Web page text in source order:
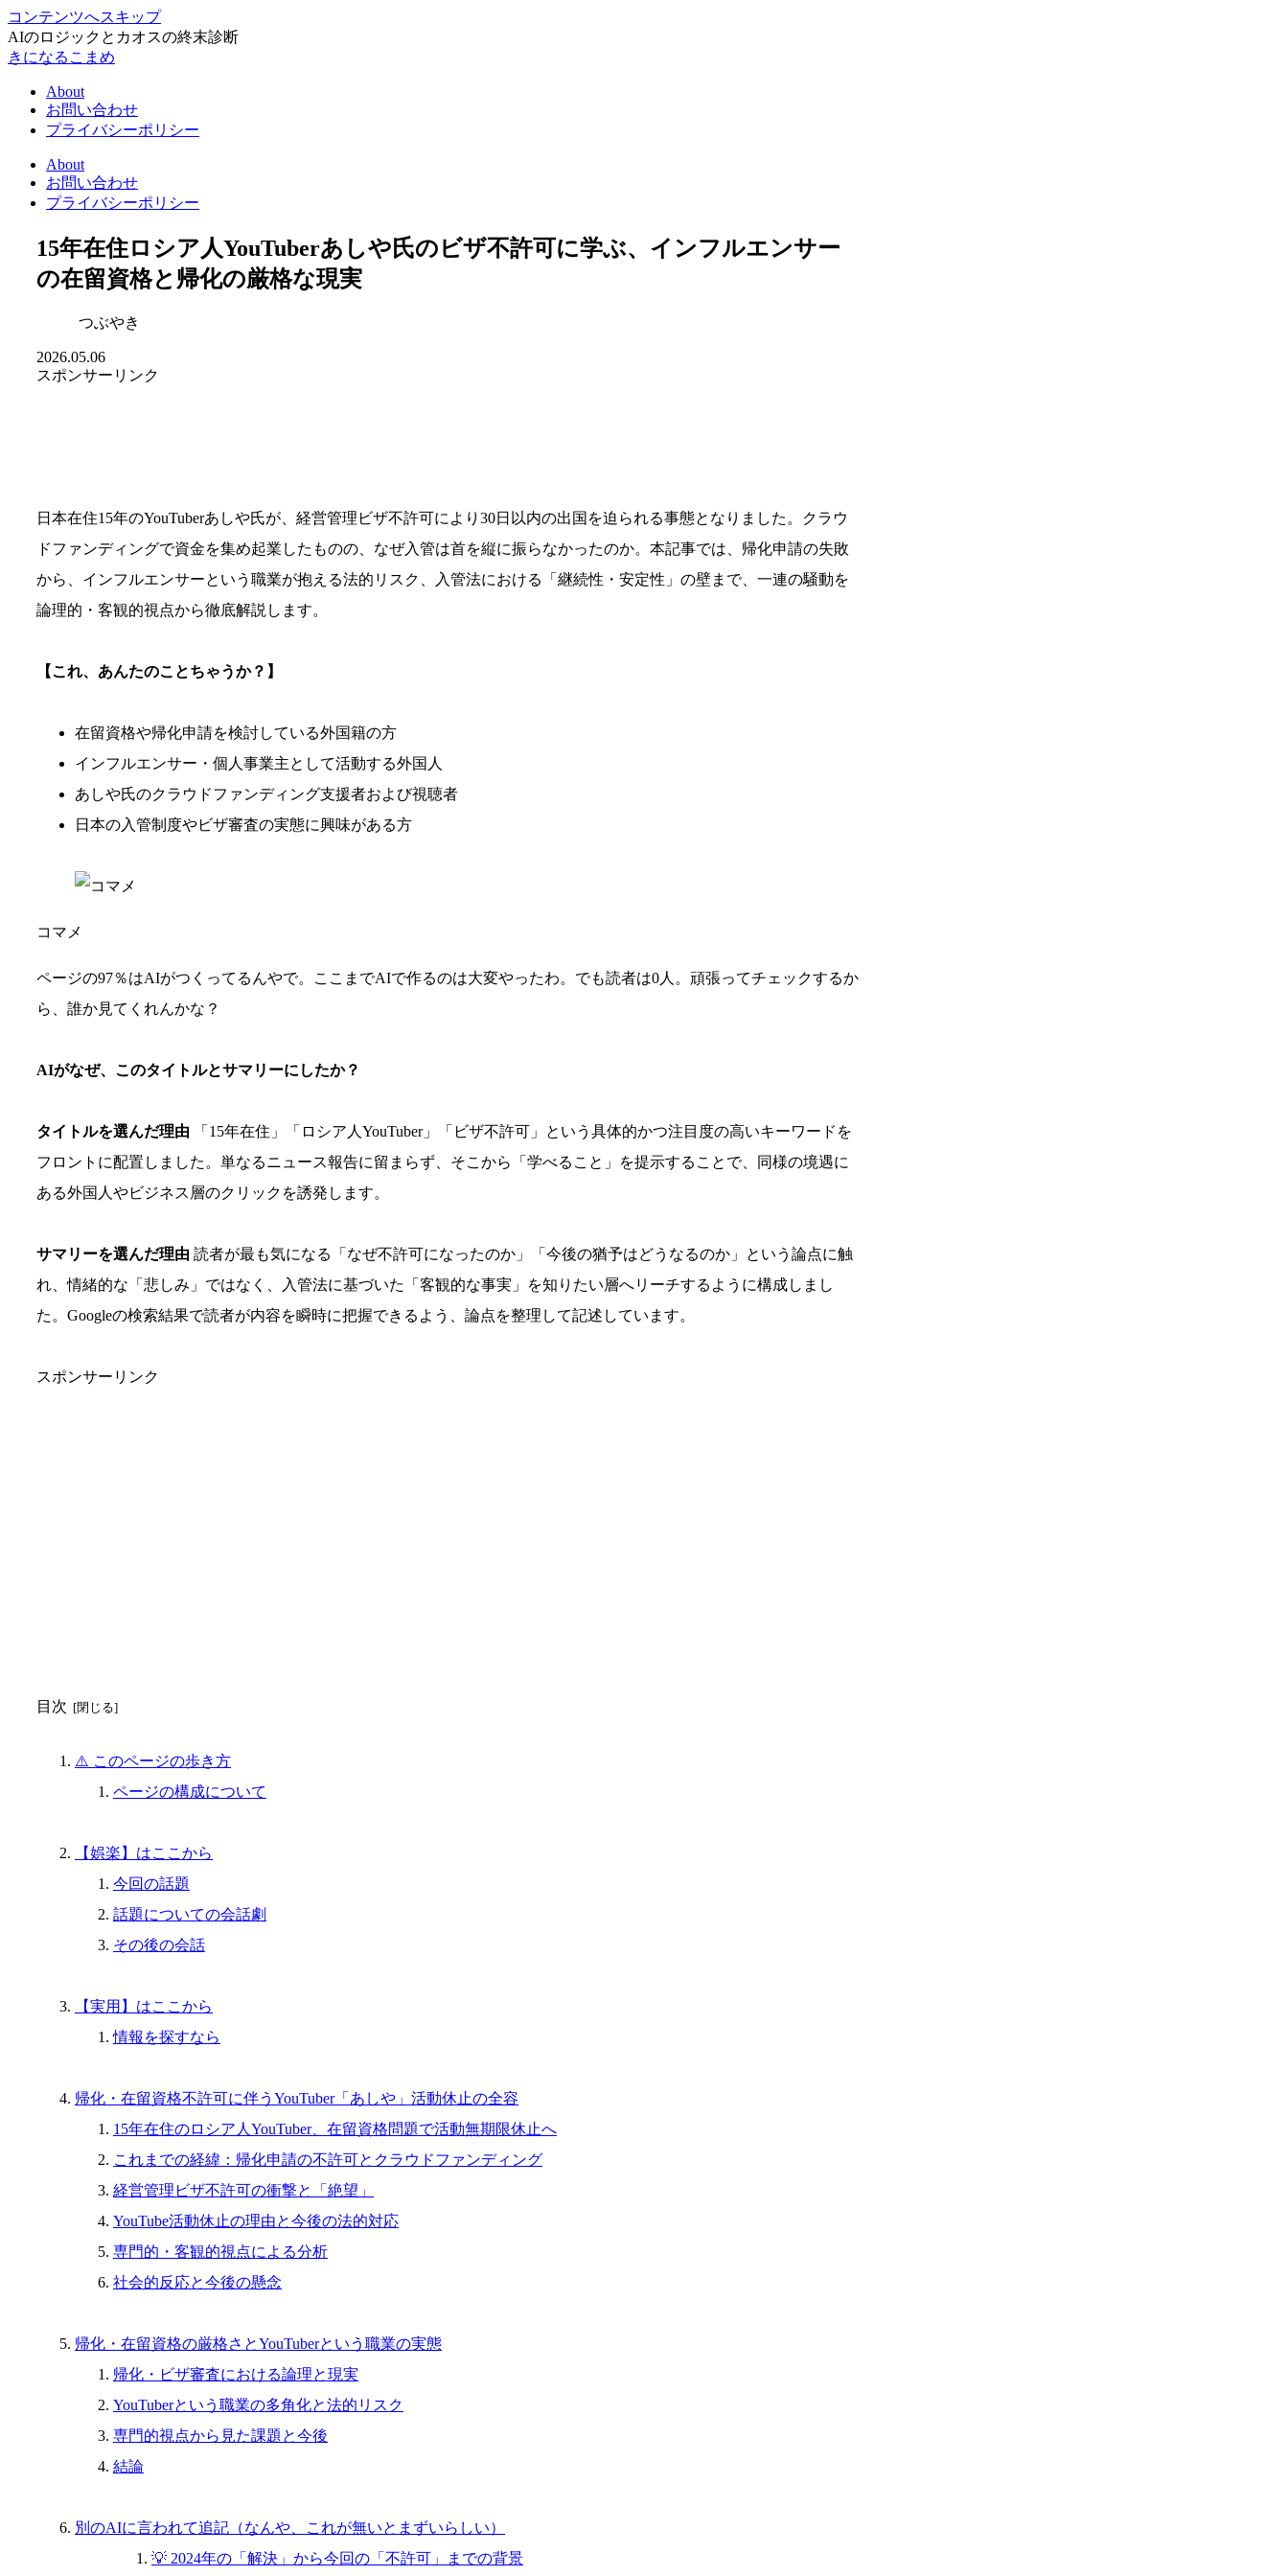
コンテンツへスキップ
AIのロジックとカオスの終末診断
きになるこまめ
About
お問い合わせ
プライバシーポリシー
About
お問い合わせ
プライバシーポリシー
15年在住ロシア人YouTuberあしや氏のビザ不許可に学ぶ、インフルエンサー
の在留資格と帰化の厳格な現実
つぶやき
2026.05.06
スポンサーリンク
日本在住15年のYouTuberあしや氏が、経営管理ビザ不許可により30日以内の出国を迫られる事態となりました。クラウ
ドファンディングで資金を集め起業したものの、なぜ入管は首を縦に振らなかったのか。本記事では、帰化申請の失敗
から、インフルエンサーという職業が抱える法的リスク、入管法における「継続性・安定性」の壁まで、一連の騒動を
論理的・客観的視点から徹底解説します。
【これ、あんたのことちゃうか？】
在留資格や帰化申請を検討している外国籍の方
インフルエンサー・個人事業主として活動する外国人
あしや氏のクラウドファンディング支援者および視聴者
日本の入管制度やビザ審査の実態に興味がある方
コマメ
ページの97％はAIがつくってるんやで。ここまでAIで作るのは大変やったわ。でも読者は0人。頑張ってチェックするか
ら、誰か見てくれんかな？
AIがなぜ、このタイトルとサマリーにしたか？
タイトルを選んだ理由 「15年在住」「ロシア人YouTuber」「ビザ不許可」という具体的かつ注目度の高いキーワードを
フロントに配置しました。単なるニュース報告に留まらず、そこから「学べること」を提示することで、同様の境遇に
ある外国人やビジネス層のクリックを誘発します。
サマリーを選んだ理由 読者が最も気になる「なぜ不許可になったのか」「今後の猶予はどうなるのか」という論点に触
れ、情緒的な「悲しみ」ではなく、入管法に基づいた「客観的な事実」を知りたい層へリーチするように構成しまし
た。Googleの検索結果で読者が内容を瞬時に把握できるよう、論点を整理して記述しています。
スポンサーリンク
目次
⚠️ このページの歩き方
ページの構成について
【娯楽】はここから
今回の話題
話題についての会話劇
その後の会話
【実用】はここから
情報を探すなら
帰化・在留資格不許可に伴うYouTuber「あしや」活動休止の全容
15年在住のロシア人YouTuber、在留資格問題で活動無期限休止へ
これまでの経緯：帰化申請の不許可とクラウドファンディング
経営管理ビザ不許可の衝撃と「絶望」
YouTube活動休止の理由と今後の法的対応
専門的・客観的視点による分析
社会的反応と今後の懸念
帰化・在留資格の厳格さとYouTuberという職業の実態
帰化・ビザ審査における論理と現実
YouTuberという職業の多角化と法的リスク
専門的視点から見た課題と今後
結論
別のAIに言われて追記（なんや、これが無いとまずいらしい）
💡 2024年の「解決」から今回の「不許可」までの背景